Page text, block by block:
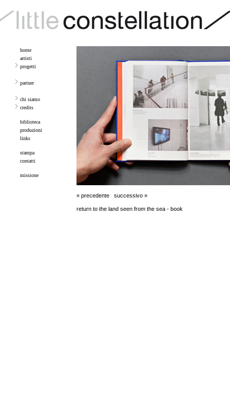
home
artisti
progetti
partner
chi siamo
credits
biblioteca
produzioni
links
stampa
contatti
missione
« precedente successivo »
return to the land seen from the sea - book